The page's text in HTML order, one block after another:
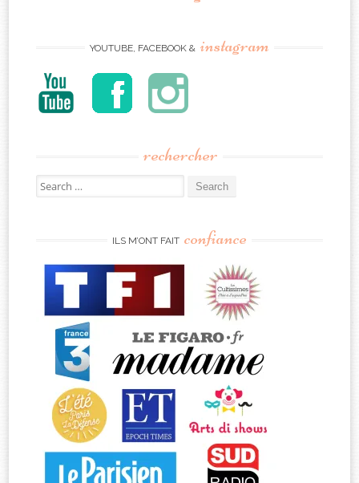
YOUTUBE, FACEBOOK & instagram
rechercher
Search
for:
ILS M’ONT FAIT confiance